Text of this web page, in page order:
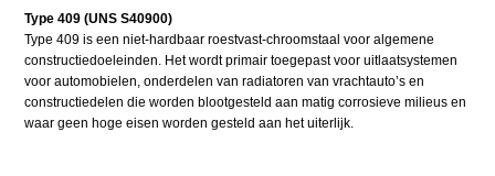
Type 409 (UNS S40900)
Type 409 is een niet-hardbaar roestvast-chroomstaal voor algemene
constructiedoeleinden. Het wordt primair toegepast voor uitlaatsystemen
voor automobielen, onderdelen van radiatoren van vrachtauto’s en
constructiedelen die worden blootgesteld aan matig corrosieve milieus en
waar geen hoge eisen worden gesteld aan het uiterlijk.